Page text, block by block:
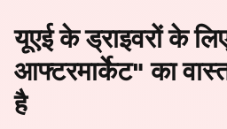
यूएई के ड्राइवरों के
आफ्टरमार्केट" का
है